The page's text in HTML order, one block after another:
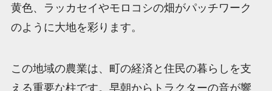
黄色、ラッカセイやモロコシの畑がパッチワーク
のように大地を彩ります。
この地域の農業は、町の経済と住民の暮らしを支
える重要な柱です。早朝からトラクターの音が響